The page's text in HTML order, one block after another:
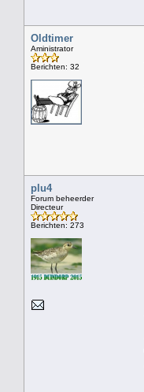
Oldtimer
Aministrator
Berichten: 32
plu4
Forum beheerder
Directeur
Berichten: 273